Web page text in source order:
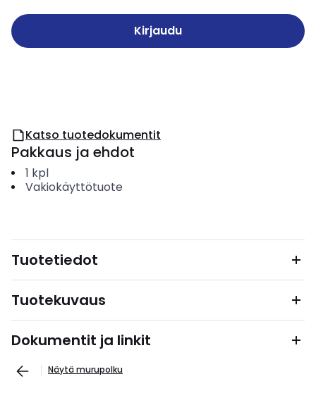
Kirjaudu
Katso tuotedokumentit
Pakkaus ja ehdot
1 kpl
Vakiokäyttötuote
Tuotetiedot
Tuotekuvaus
Dokumentit ja linkit
Näytä murupolku